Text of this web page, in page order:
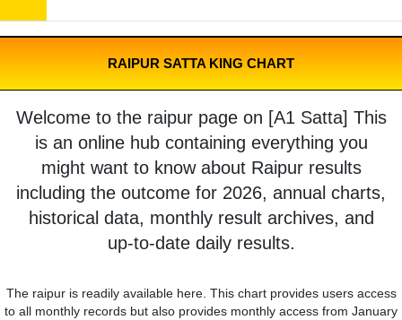
RAIPUR SATTA KING CHART
Welcome to the raipur page on [A1 Satta] This
is an online hub containing everything you
might want to know about Raipur results
including the outcome for 2026, annual charts,
historical data, monthly result archives, and
up-to-date daily results.
The raipur is readily available here. This chart provides users access
to all monthly records but also provides monthly access from January